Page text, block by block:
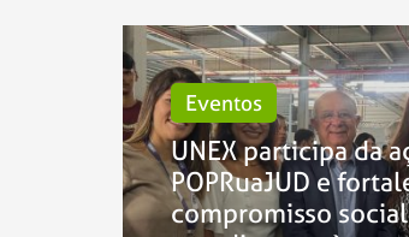
Eventos
UNEX participa da
POPRuaJUD e
compromisso